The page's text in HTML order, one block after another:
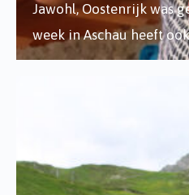
Jawohl, Oostenrijk was
week in Aschau heeft